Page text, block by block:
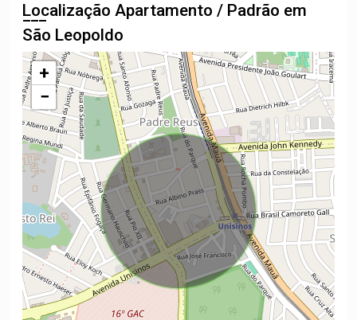
Localização Apartamento / Padrão em
São Leopoldo
+
−